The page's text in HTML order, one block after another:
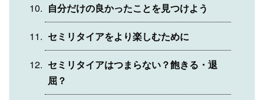
自分だけの良かったことを見つけよう
セミリタイアをより楽しむために
セミリタイアはつまらない？飽きる・退
屈？